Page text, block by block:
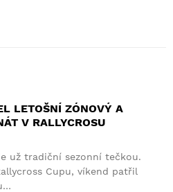
LETOŠNÍ ZÓNOVÝ A
V RALLYCROSU
už tradiční sezonní tečkou.
Cupu, víkend patřil